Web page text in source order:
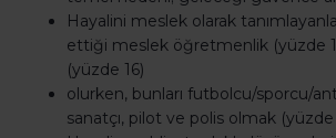
Hayalini meslek olarak
ettiği meslek öğretmenlik (yüzde
(yüzde 16)
olurken, bunları futbolcu/sporcu/
sanatçı, pilot ve polis olmak (yüzde